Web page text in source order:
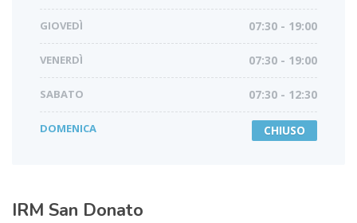
GIOVEDÌ 07:30 - 19:00
VENERDÌ 07:30 - 19:00
SABATO 07:30 - 12:30
DOMENICA CHIUSO
IRM San Donato